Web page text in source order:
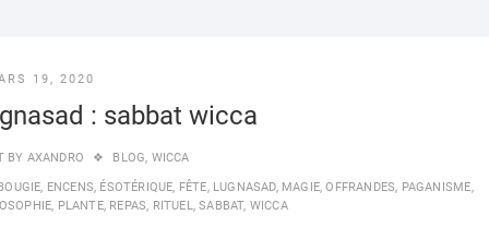
19, 2020
: sabbat wicca
BY AXANDRO BLOG, WICCA
, ENCENS, ÉSOTÉRIQUE, FÊTE, LUGNASAD, MAGIE,OFFRANDES, PAGANISME,
, PLANTE, REPAS, RITUEL,SABBAT, WICCA